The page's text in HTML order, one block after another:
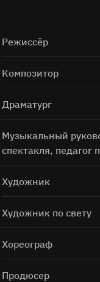
Режиссёр
Композитор
Драматург
Музыкальный
спектакля, педагог
Художник
Художник по свету
Хореограф
Продюсер